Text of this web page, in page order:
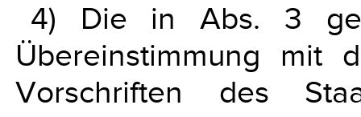
4) Die in Abs. 3
Übereinstimmung mit
Vorschriften des